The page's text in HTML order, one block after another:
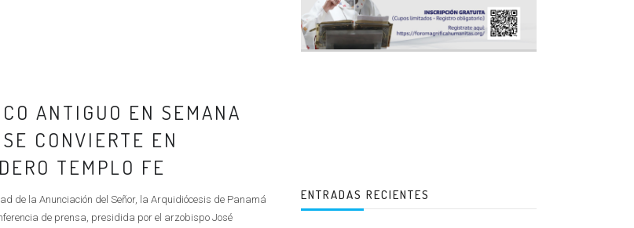
ANTIGUO EN SEMANA
CONVIERTE EN
TEMPLO FE
de la Anunciación del Señor, la Arquidiócesis de Panamá
de prensa, presidida por el arzobispo José
ENTRADAS RECIENTES